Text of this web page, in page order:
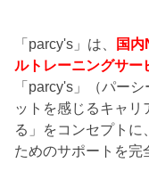
「parcy's」は、
国
ルトレーニングサー
「parcy's」（パー
ットを感じるキャ
る」をコンセプトに
ためのサポートを完